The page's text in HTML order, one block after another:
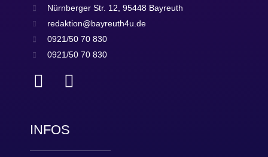
Nürnberger Str. 12, 95448 Bayreuth
redaktion@bayreuth4u.de
0921/50 70 830
0921/50 70 830
INFOS